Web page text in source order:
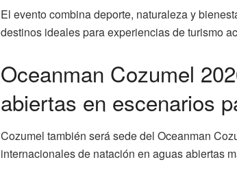
El evento combina deporte, naturaleza y
destinos ideales para experiencias de turismo
Oceanman Cozumel
abiertas en escenarios
Cozumel también será sede del Oceanman
internacionales de natación en aguas abiertas